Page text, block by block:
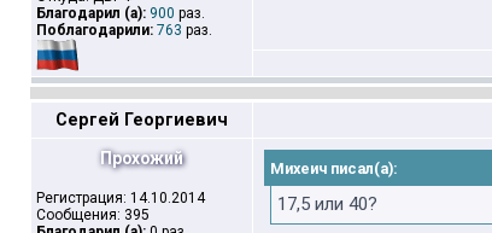
Благодарил (а): 900 раз.
Поблагодарили: 763 раз.
Сергей Георгиевич
Прохожий
Регистрация: 14.10.2014
Сообщения: 395
Михеич писал(а):
17,5 или 40?